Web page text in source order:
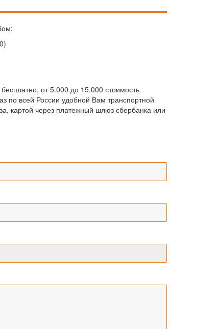
от 5.000 до 15.000 стоимость
по всей России удобной Вам транспортной
картой через платежный шлюз сбербанка или